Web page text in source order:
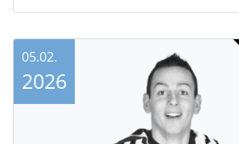
05.02.
2026